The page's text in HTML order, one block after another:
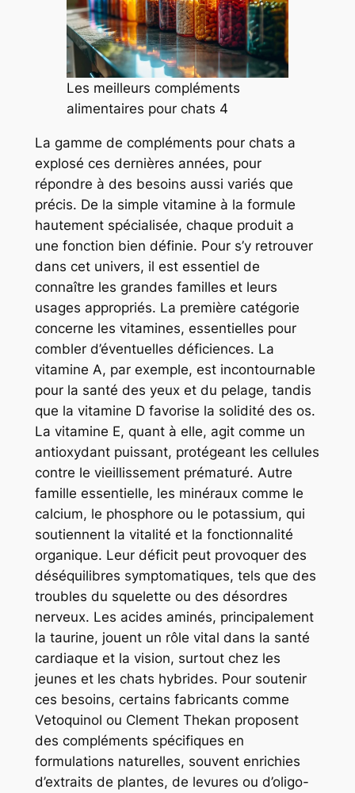
Les meilleurs compléments
alimentaires pour chats 4
La gamme de compléments pour chats a
explosé ces dernières années, pour
répondre à des besoins aussi variés que
précis. De la simple vitamine à la formule
hautement spécialisée, chaque produit a
une fonction bien définie. Pour s’y retrouver
dans cet univers, il est essentiel de
connaître les grandes familles et leurs
usages appropriés. La première catégorie
concerne les vitamines, essentielles pour
combler d’éventuelles déficiences. La
vitamine A, par exemple, est incontournable
pour la santé des yeux et du pelage, tandis
que la vitamine D favorise la solidité des os.
La vitamine E, quant à elle, agit comme un
antioxydant puissant, protégeant les cellules
contre le vieillissement prématuré. Autre
famille essentielle, les minéraux comme le
calcium, le phosphore ou le potassium, qui
soutiennent la vitalité et la fonctionnalité
organique. Leur déficit peut provoquer des
déséquilibres symptomatiques, tels que des
troubles du squelette ou des désordres
nerveux. Les acides aminés, principalement
la taurine, jouent un rôle vital dans la santé
cardiaque et la vision, surtout chez les
jeunes et les chats hybrides. Pour soutenir
ces besoins, certains fabricants comme
Vetoquinol ou Clement Thekan proposent
des compléments spécifiques en
formulations naturelles, souvent enrichies
d’extraits de plantes, de levures ou d’oligo-